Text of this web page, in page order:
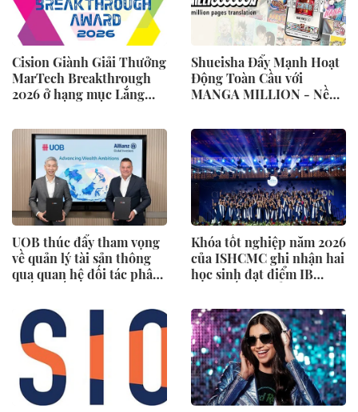
Cision Giành Giải Thưởng
MarTech Breakthrough
2026 ở hạng mục Lắng
Phối Thông Cáo Báo Chí
và Tối Ưu Hóa Công Cụ
Trả Lời (AEO)
Shueisha Đẩy Mạnh Hoạt
Động Toàn Cầu với
MANGA MILLION - Nền
Tranh Nhật Bản) Hỗ Trợ
100 Ngôn Ngữ
UOB thúc đẩy tham vọng
về quản lý tài sản thông
qua quan hệ đối tác phân
Allianz Global Investors
Khóa tốt nghiệp năm 2026
của ISHCMC ghi nhận hai
học sinh đạt điểm IB
bình toàn khóa đạt 34,5